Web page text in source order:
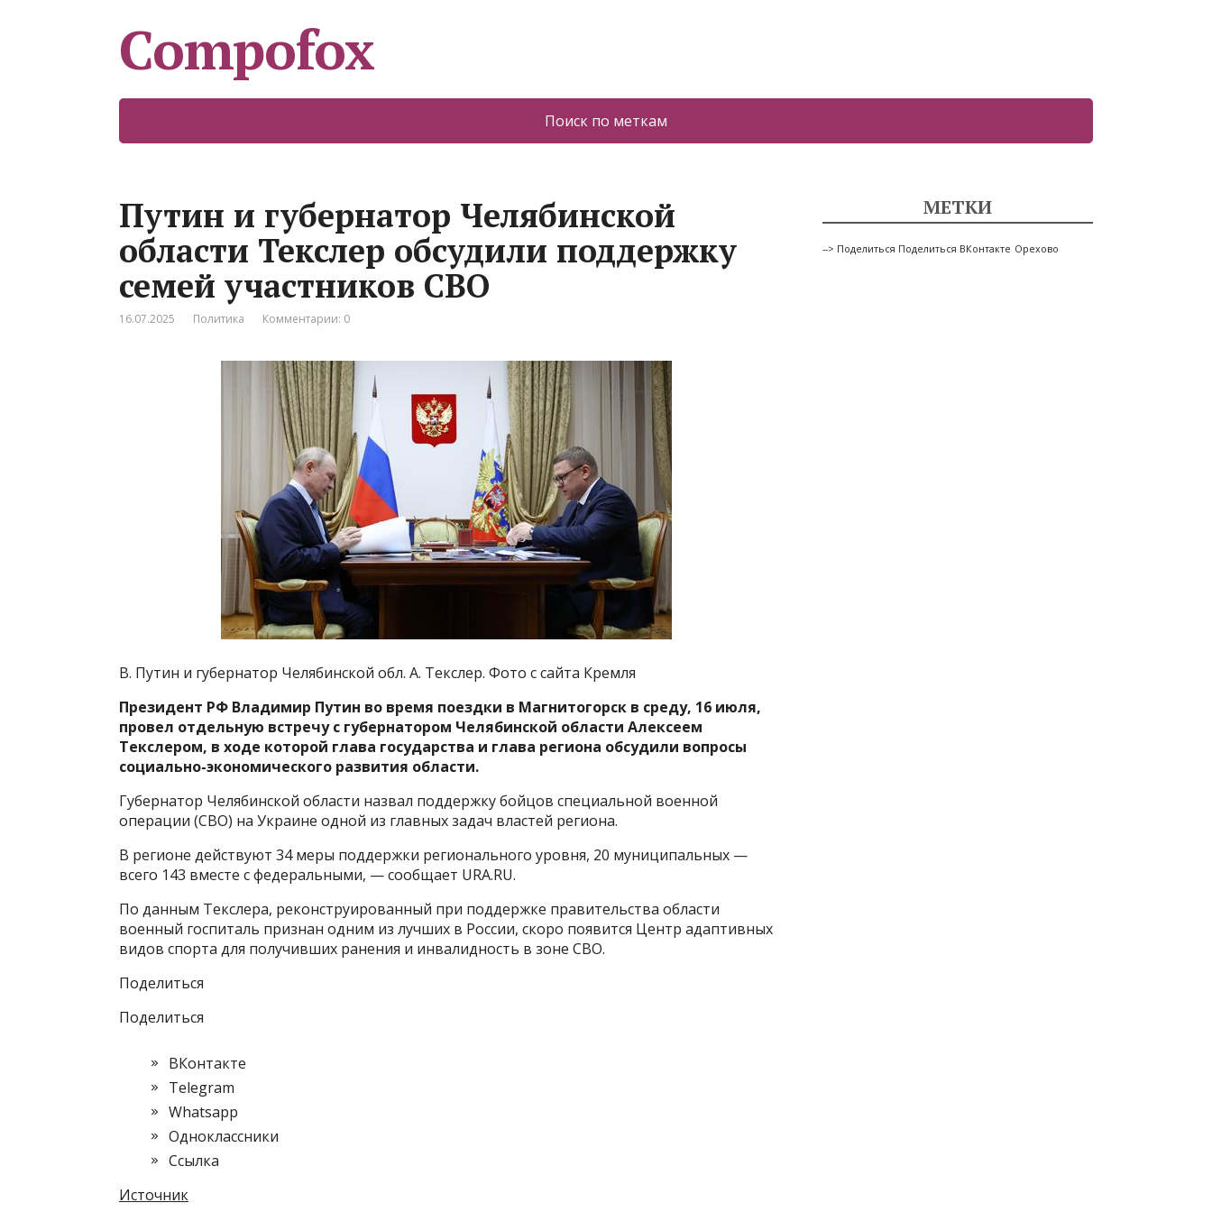
Compofox
Поиск по меткам
Путин и губернатор Челябинской
области Текслер обсудили поддержку
семей участников СВО
16.07.2025 Политика Комментарии: 0
В. Путин и губернатор Челябинской обл. А. Текслер. Фото с сайта Кремля
Президент РФ Владимир Путин во время поездки в Магнитогорск в среду, 16 июля,
провел отдельную встречу с губернатором Челябинской области Алексеем
Текслером, в ходе которой глава государства и глава региона обсудили вопросы
социально-экономического развития области.
Губернатор Челябинской области назвал поддержку бойцов специальной военной
операции (СВО) на Украине одной из главных задач властей региона.
В регионе действуют 34 меры поддержки регионального уровня, 20 муниципальных —
всего 143 вместе с федеральными, — сообщает URA.RU.
По данным Текслера, реконструированный при поддержке правительства области
военный госпиталь признан одним из лучших в России, скоро появится Центр адаптивных
видов спорта для получивших ранения и инвалидность в зоне СВО.
Поделиться
Поделиться
ВКонтакте
Telegram
Whatsapp
Одноклассники
Cсылка
Источник
МЕТКИ
--> Поделиться Поделиться ВКонтакте Орехово